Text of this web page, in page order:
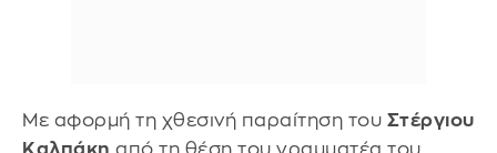
Με αφορμή τη χθεσινή παραίτηση του Στέργιου
Καλπάκη από τη θέση του γραμματέα του